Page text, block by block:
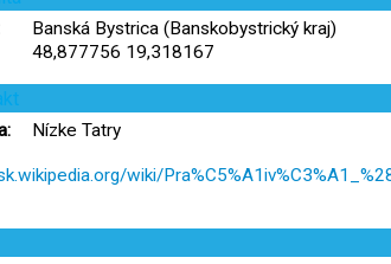
Banská Bystrica (Banskobystrický kraj)
48,877756 19,318167
Nízke Tatry
wiki/